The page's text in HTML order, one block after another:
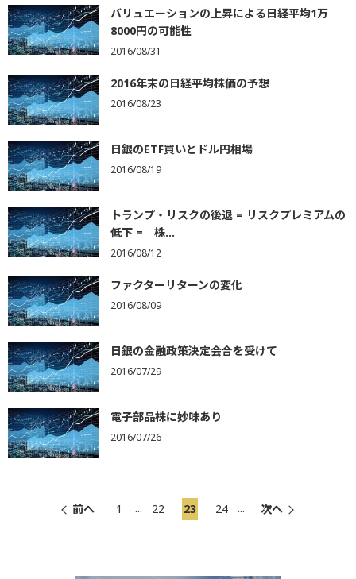
バリュエーションの上昇による日経平均1万
8000円の可能性
2016/08/31
2016年末の日経平均株価の予想
2016/08/23
日銀のETF買いとドル円相場
2016/08/19
トランプ・リスクの後退 = リスクプレミアムの
低下 = 株...
2016/08/12
ファクターリターンの変化
2016/08/09
日銀の金融政策決定会合を受けて
2016/07/29
電子部品株に妙味あり
2016/07/26
前へ 1 ... 22 23 24 ... 次へ